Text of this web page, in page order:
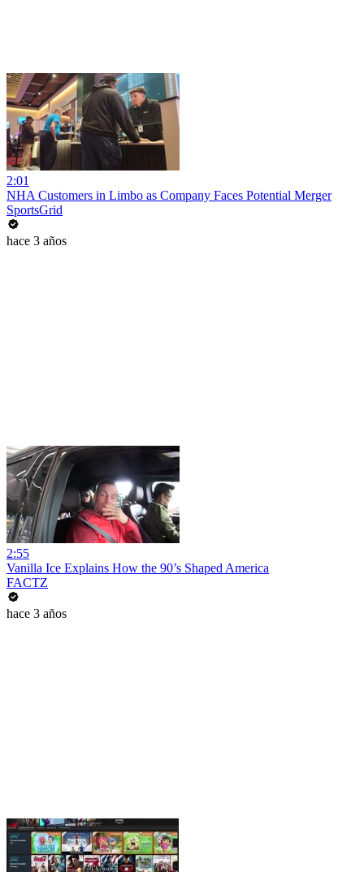
2:01
NHA Customers in Limbo as Company Faces Potential Merger
SportsGrid
hace 3 años
2:55
Vanilla Ice Explains How the 90’s Shaped America
FACTZ
hace 3 años